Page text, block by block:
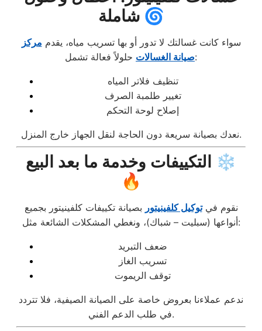
شاملة 🌀
سواء كانت غسالتك لا تدور أو بها تسريب مياه، يقدم مركز
صيانة الغسالاتحلولاً فعالة تشمل:
تنظيف فلاتر المياه
تغيير طلمبة الصرف
إصلاح لوحة التحكم
نعدك بصيانة سريعة دون الحاجة لنقل الجهاز خارج المنزل.
التكييفات وخدمة ما بعد البيع ❄️
🔥
نقوم فيتوكيل كلفينيتور بصيانة تكييفات كلفينيتور بجميع
أنواعها (سبليت – شباك)، ونغطي المشكلات الشائعة مثل:
ضعف التبريد
تسريب الغاز
توقف الريموت
ندعم عملاءنا بعروض خاصة على الصيانة الصيفية، فلا تتردد
في طلب الدعم الفني.